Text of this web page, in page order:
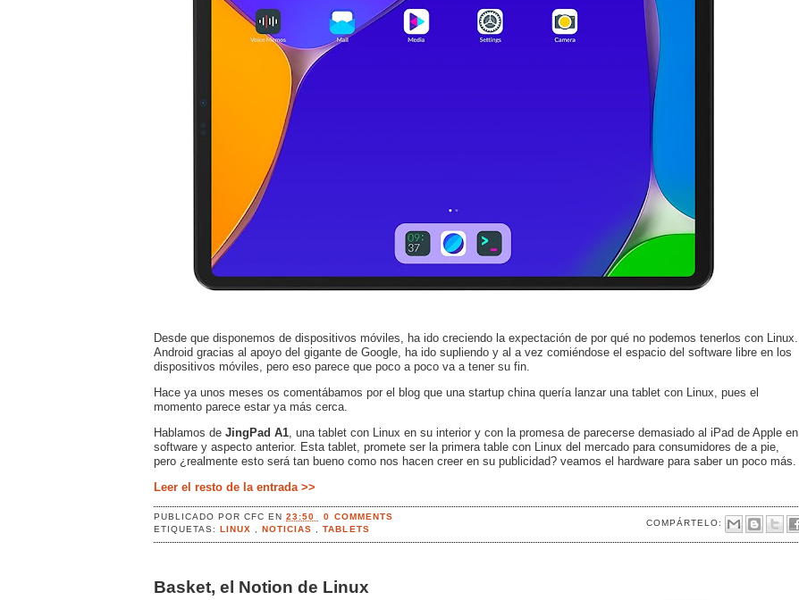
Desde que disponemos de dispositivos móviles, ha ido creciendo la expectación de por qué no podemos tenerlos con Linux.
Android gracias al apoyo del gigante de Google, ha ido supliendo y al a vez comiéndose el espacio del software libre en los
dispositivos móviles, pero eso parece que poco a poco va a tener su fin.
Hace ya unos meses os comentábamos por el blog que una startup china quería lanzar una tablet con Linux, pues el
momento parece estar ya más cerca.
Hablamos de JingPad A1 , una tablet con Linux en su interior y con la promesa de parecerse demasiado al iPad de Apple en
software y aspecto anterior. Esta tablet, promete ser la primera table con Linux del mercado para consumidores de a pie,
pero ¿realmente esto será tan bueno como nos hacen creer en su publicidad? veamos el hardware para saber un poco más.
Leer el resto de la entrada >>
PUBLICADO PORCFCEN23:50 0 COMMENTS
COMPÁRTELO:
ETIQUETAS:LINUX ,NOTICIAS ,TABLETS
Basket, el Notion de Linux